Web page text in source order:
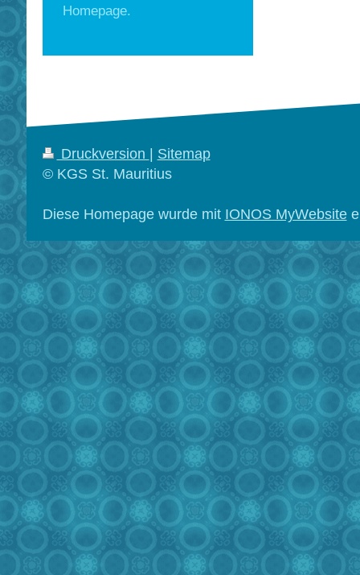
Homepage.
Druckversion
Sitemap
© KGS St. Mauritius
Diese Homepage wurde mit IONOS MyWebsite